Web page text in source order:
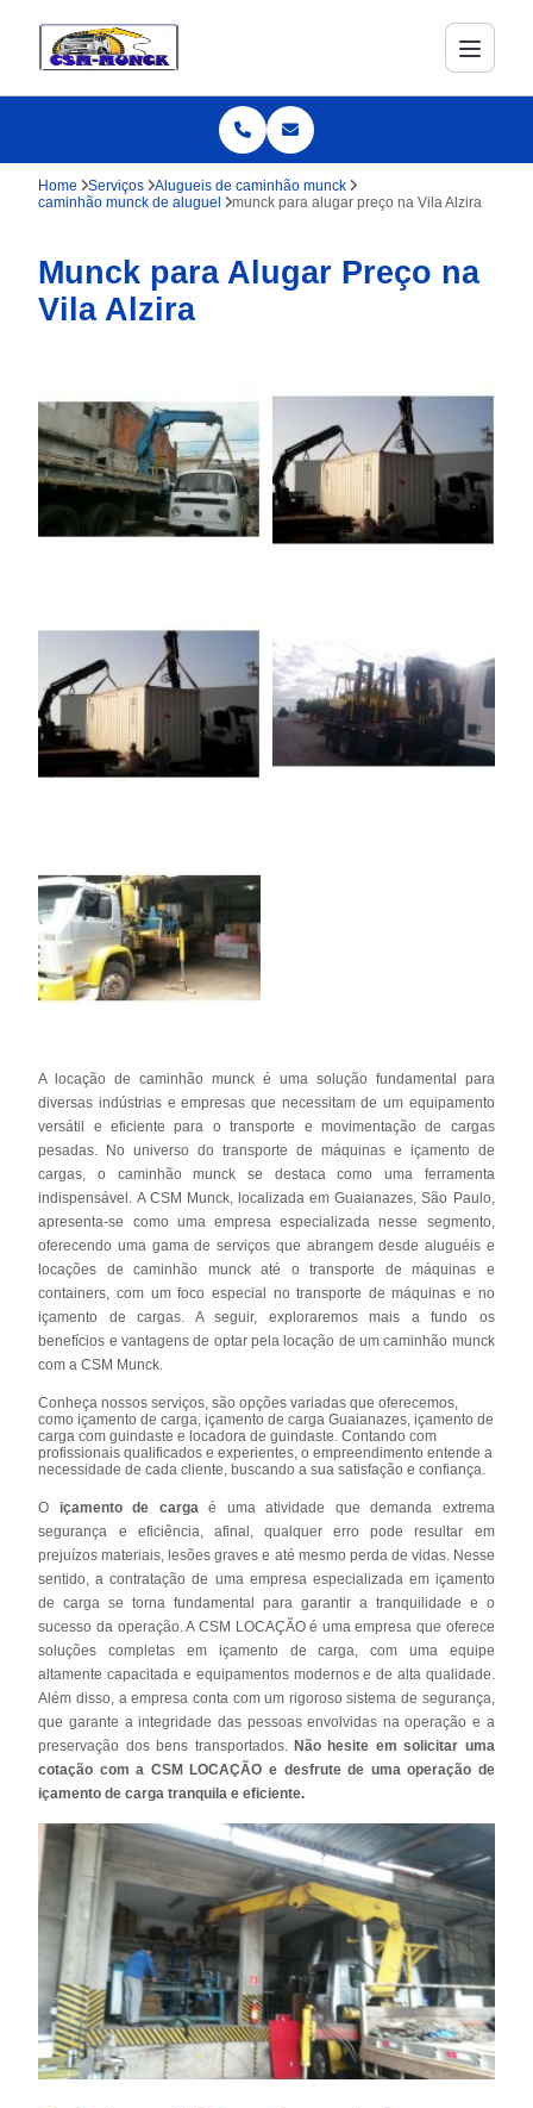
Home Serviços
Alugueis de caminhão munck
caminhão munck de aluguel
munck para alugar preço na Vila Alzira
Munck para Alugar Preço na
Vila Alzira
A locação de caminhão munck é uma solução fundamental para
diversas indústrias e empresas que necessitam de um equipamento
versátil e eficiente para o transporte e movimentação de cargas
pesadas. No universo do transporte de máquinas e içamento de
cargas, o caminhão munck se destaca como uma ferramenta
indispensável. A CSM Munck, localizada em Guaianazes, São Paulo,
apresenta-se como uma empresa especializada nesse segmento,
oferecendo uma gama de serviços que abrangem desde aluguéis e
locações de caminhão munck até o transporte de máquinas e
containers, com um foco especial no transporte de máquinas e no
içamento de cargas. A seguir, exploraremos mais a fundo os
benefícios e vantagens de optar pela locação de um caminhão munck
com a CSM Munck.
Conheça nossos serviços, são opções variadas que oferecemos,
como içamento de carga, içamento de carga Guaianazes, içamento de
carga com guindaste e locadora de guindaste. Contando com
profissionais qualificados e experientes, o empreendimento entende a
necessidade de cada cliente, buscando a sua satisfação e confiança.
O içamento de carga é uma atividade que demanda extrema
segurança e eficiência, afinal, qualquer erro pode resultar em
prejuízos materiais, lesões graves e até mesmo perda de vidas. Nesse
sentido, a contratação de uma empresa especializada em içamento
de carga se torna fundamental para garantir a tranquilidade e o
sucesso da operação. A CSM LOCAÇÃO é uma empresa que oferece
soluções completas em içamento de carga, com uma equipe
altamente capacitada e equipamentos modernos e de alta qualidade.
Além disso, a empresa conta com um rigoroso sistema de segurança,
que garante a integridade das pessoas envolvidas na operação e a
preservação dos bens transportados. Não hesite em solicitar uma
cotação com a CSM LOCAÇÃO e desfrute de uma operação de
içamento de carga tranquila e eficiente.